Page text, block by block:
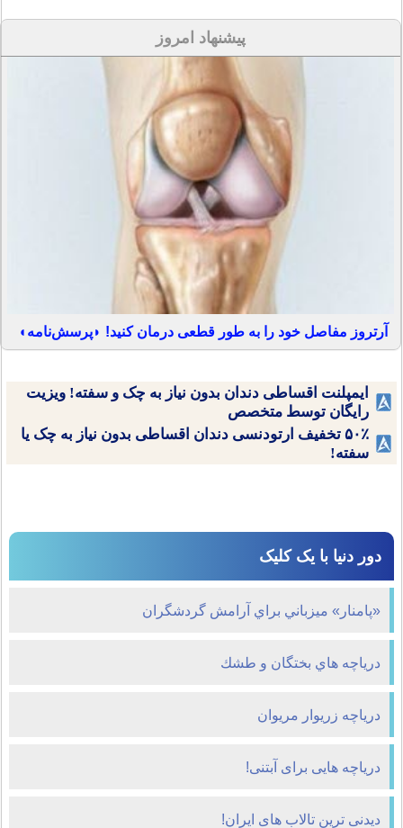
پیشنهاد امروز
آرتروز مفاصل خود را به طور قطعی درمان کنید! ◗پرسش‌نامه◖
ایمپلنت اقساطی دندان بدون نیاز به چک و سفته! ویزیت
رایگان توسط متخصص
۵۰٪ تخفیف ارتودنسی دندان اقساطی بدون نیاز به چک یا
سفته!
دور دنیا با یک کلیک
«پامنار» ميزباني براي آرامش گردشگران
درياچه‎ هاي بختگان و طشك
دریاچه زریوار مریوان
دریاچه هایی برای آبتنی!
دیدنی ترین تالاب های ایران!